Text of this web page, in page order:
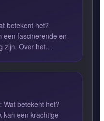
betekent het?
een fascinerende en
zijn. Over het
Wat betekent het?
kan een krachtige